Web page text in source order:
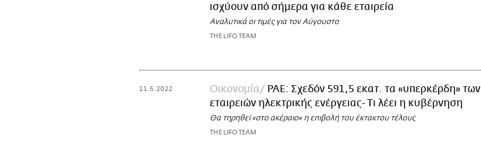
ισχύουν από σήμερα για κάθε εταιρεία
Αναλυτικά οι τιμές για τον Αύγουστο
THE LIFO TEAM
11.5.2022 Οικονομία
ΡΑΕ: Σχεδόν 591,5 εκατ. τα «υπερκέρδη» των
εταιρειών ηλεκτρικής ενέργειας- Τι λέει η κυβέρνηση
Θα τηρηθεί «στο ακέραιο» η επιβολή του έκτακτου τέλους
THE LIFO TEAM